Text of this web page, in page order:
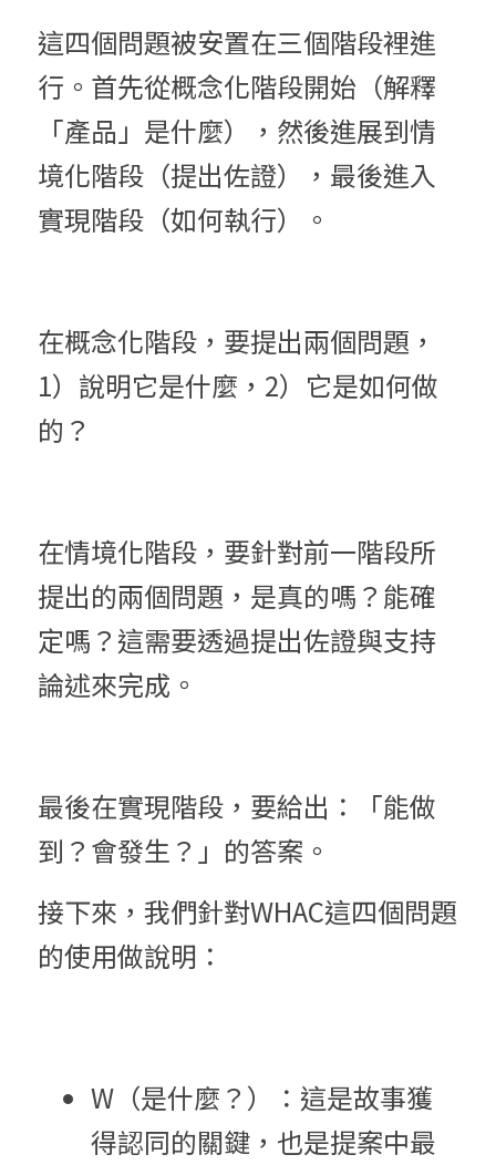
這四個問題被安置在三個階段裡進
行。首先從概念化階段開始（解釋
「產品」是什麼），然後進展到情
境化階段（提出佐證），最後進入
實現階段（如何執行）。
在概念化階段，要提出兩個問題，
1）說明它是什麼，2）它是如何做
的？
在情境化階段，要針對前一階段所
提出的兩個問題，是真的嗎？能確
定嗎？這需要透過提出佐證與支持
論述來完成。
最後在實現階段，要給出：「能做
到？會發生？」的答案。
接下來，我們針對WHAC這四個問題
的使用做說明：
W（是什麼？）：這是故事獲
得認同的關鍵，也是提案中最